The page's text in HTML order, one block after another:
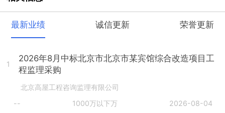
最新业绩 诚信更新 荣誉更新
1
2026年8月中标北京市北京市某宾馆综合改造项目工
程监理采购
北京高屋工程咨询监理有限公司
--
1000万以下万 2026-08-04